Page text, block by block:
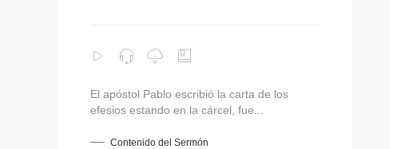
El apóstol Pablo escribió la carta de los
efesios estando en la cárcel, fue...
Contenido del Sermón